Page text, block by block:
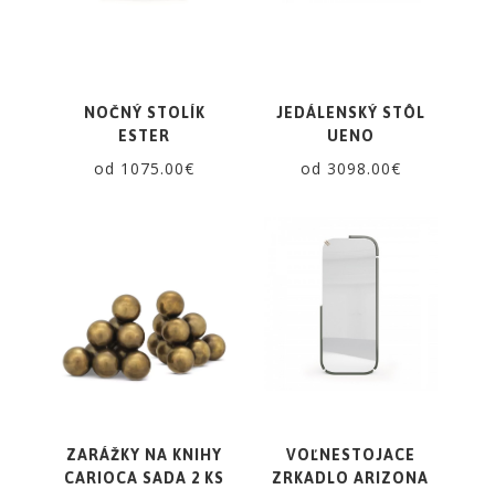
NOČNÝ STOLÍK
ESTER
od 1075.00€
JEDÁLENSKÝ STÔL
UENO
od 3098.00€
ZARÁŽKY NA KNIHY
CARIOCA SADA 2 KS
VOĽNESTOJACE
ZRKADLO ARIZONA